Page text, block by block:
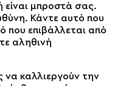
μπροστά σας.
Κάντε αυτό που
που επιβάλλεται από
αληθινή
να καλλιεργούν την